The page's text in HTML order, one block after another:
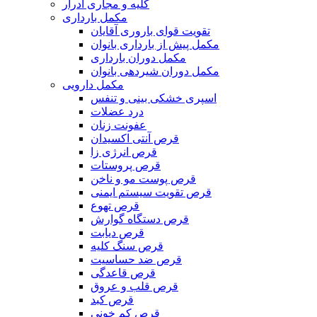
کلیه و مجاری ادرار
مکمل بارداری
تقویت قوای باروری آقایان
مکمل پیش از بارداری بانوان
مکمل دوران بارداری
مکمل دوران شیردهی بانوان
مکمل دارویی
اسپری خشکی بینی و تنفس
درد عضلات
عفونت زنان
قرص آنتی اکسیدان
قرص انرژی زا
قرص پروستات
قرص پوست مو و ناخن
قرص تقویت سیستم ایمنی
قرص تهوع
قرص دستگاه گوارش
قرص دیابت
قرص سنگ کلیه
قرص ضد حساسیت
قرص قاعدگی
قرص قلب و عروق
قرص کبد
قرص کم خونی